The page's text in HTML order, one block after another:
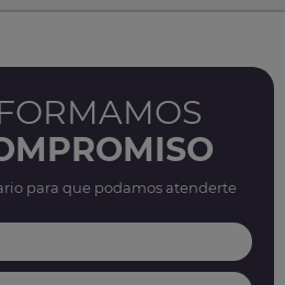
para que podamos atenderte